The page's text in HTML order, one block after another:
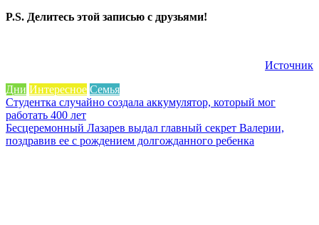
P.S. Делитесь этой записью с друзьями!
Источник
Дни Интересное Семья
Навигация
по
записям
Студентка случайно создала аккумулятор, который мог
работать 400 лет
Бесцеремонный Лазарев выдал главный секрет Валерии,
поздравив ее с рождением долгожданного ребенка